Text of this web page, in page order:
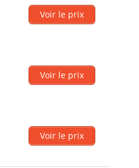
Voir le prix
Voir le prix
Voir le prix